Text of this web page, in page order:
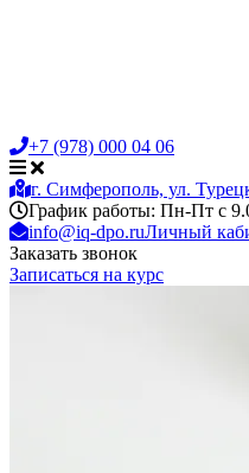
+7 (978) 000 04 06
г. Симферополь, ул.
График работы: Пн-Пт с
info@iq-dpo.ruЛичный
Заказать звонок
Записаться на курс